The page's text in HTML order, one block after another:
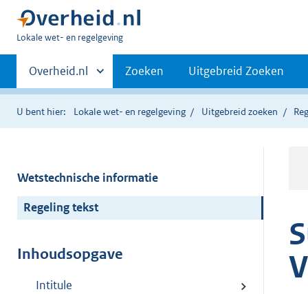
U
hier:
Lokale wet- en regelgeving
Primaire
navigatie
Andere
sites
binnen
Overheid.nl Zoeken Uitgebreid Zoeken
U bent hier: Lokale wet- en regelgeving Uitgebreid zoeken
Wetstechnische informatie
Regeling tekst
Inhoudsopgave
Intitule